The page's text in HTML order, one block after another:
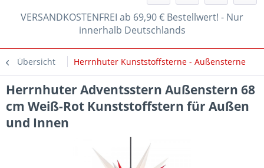
VERSANDKOSTENFREI ab 69,90 € Bestellwert! - Nur
innerhalb Deutschlands
Übersicht Herrnhuter Kunststoffsterne - Außensterne
Herrnhuter Adventsstern Außenstern 68
cm Weiß-Rot Kunststoffstern für Außen
und Innen